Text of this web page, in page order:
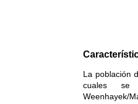
La población
cuales se
Weenhayek/